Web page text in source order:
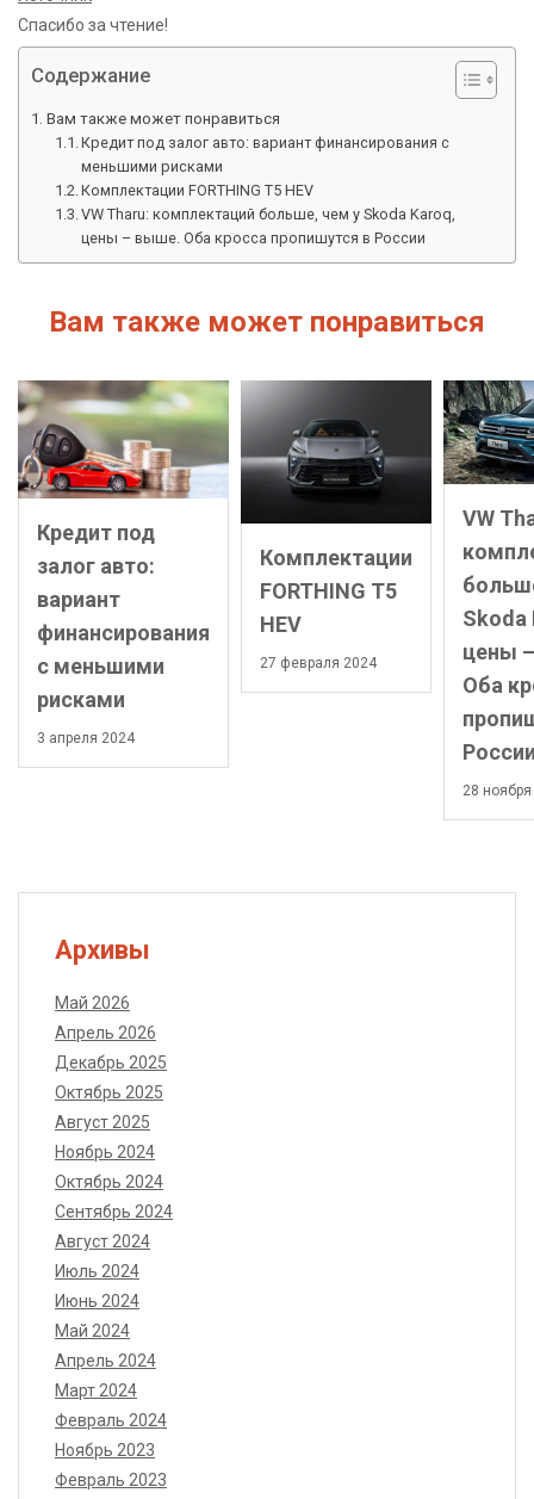
Спасибо за чтение!
Содержание
Вам также может понравиться
Кредит под залог авто: вариант финансирования с
меньшими рисками
Комплектации FORTHING T5 HEV
VW Tharu: комплектаций больше, чем у Skoda Karoq,
цены – выше. Оба кросса пропишутся в России
Вам также может понравиться
Кредит под
залог авто:
вариант
финансирования
с меньшими
рисками
3 апреля 2024
Комплектации
FORTHING T5
HEV
27 февраля 2024
VW
Skoda
цены
Оба
28
Архивы
Май 2026
Апрель 2026
Декабрь 2025
Октябрь 2025
Август 2025
Ноябрь 2024
Октябрь 2024
Сентябрь 2024
Август 2024
Июль 2024
Июнь 2024
Май 2024
Апрель 2024
Март 2024
Февраль 2024
Ноябрь 2023
Февраль 2023